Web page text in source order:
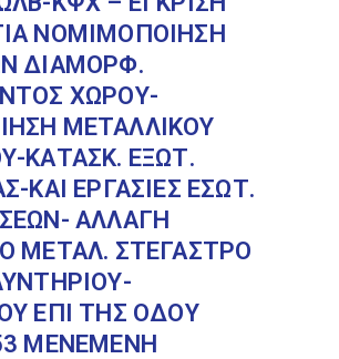
ΝΟΜΙΜΟΠΟΙΗΣΗ
ΔΙΑΜΟΡΦ.
ΧΩΡΟΥ-
ΜΕΤΑΛΛΙΚΟΥ
ΚΑΤΑΣΚ. ΕΞΩΤ.
ΚΑΙ ΕΡΓΑΣΙΕΣ ΕΣΩΤ.
ΑΛΛΑΓΗ
ΜΕΤΑΛ. ΣΤΕΓΑΣΤΡΟ
ΕΠΙ ΤΗΣ ΟΔΟΥ
ΜΕΝΕΜΕΝΗ